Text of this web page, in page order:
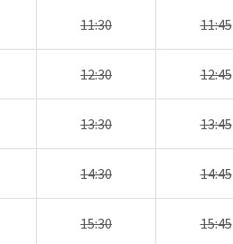
11:30 11:45
12:30 12:45
13:30 13:45
14:30 14:45
15:30 15:45